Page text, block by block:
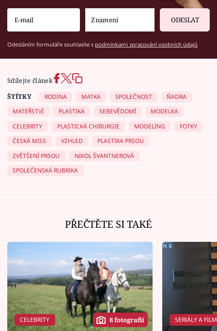
ODESLAT
Odesláním formuláře souhlasíte s podmínkami zpracování osobních údajů
Sdílejte článek
ŠTÍTKY
RODINA MATKA SPOLEČNOST
ŇADRA
MATEŘSTVÍ
PLASTIKA SEBEVĚDOMÍ
MODELKA
CELEBRITY
PLASTICKÁ CHIRURGIE MODELING
FOTKY
ČESKÁ MISS
VZHLED
PLASTIKA PRSOU
ZVĚTŠENÍ PRSOU
NIKOL ŠVANTNEROVÁ
SPOLEČENSKÁ RUBRIKA
PŘEČTĚTE SI TAKÉ
CELEBRITY 8 fotografií SERIÁLY A